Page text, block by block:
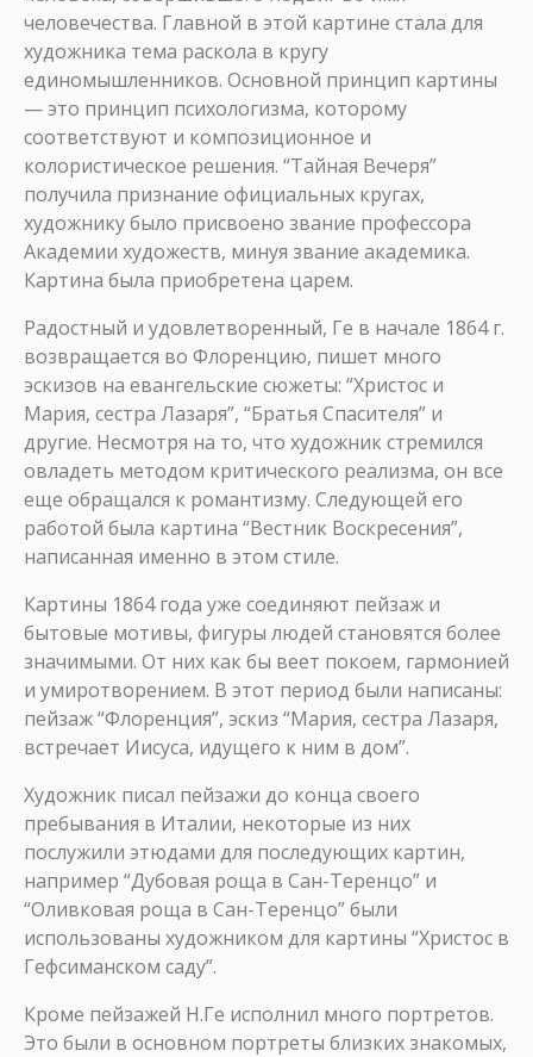
человечества. Главной в этой картине стала для
художника тема раскола в кругу
единомышленников. Основной принцип картины
— это принцип психологизма, которому
соответствуют и композиционное и
колористическое решения. “Тайная Вечеря”
получила признание официальных кругах,
художнику было присвоено звание профессора
Академии художеств, минуя звание академика.
Картина была приобретена царем.
Радостный и удовлетворенный, Ге в начале 1864 г.
возвращается во Флоренцию, пишет много
эскизов на евангельские сюжеты: “Христос и
Мария, сестра Лазаря”, “Братья Спасителя” и
другие. Несмотря на то, что художник стремился
овладеть методом критического реализма, он все
еще обращался к романтизму. Следующей его
работой была картина “Вестник Воскресения”,
написанная именно в этом стиле.
Картины 1864 года уже соединяют пейзаж и
бытовые мотивы, фигуры людей становятся более
значимыми. От них как бы веет покоем, гармонией
и умиротворением. В этот период были написаны:
пейзаж “Флоренция”, эскиз “Мария, сестра Лазаря,
встречает Иисуса, идущего к ним в дом”.
Художник писал пейзажи до конца своего
пребывания в Италии, некоторые из них
послужили этюдами для последующих картин,
например “Дубовая роща в Сан-Теренцо” и
“Оливковая роща в Сан-Теренцо” были
использованы художником для картины “Христос в
Гефсиманском саду”.
Кроме пейзажей Н.Ге исполнил много портретов.
Это были в основном портреты близких знакомых,